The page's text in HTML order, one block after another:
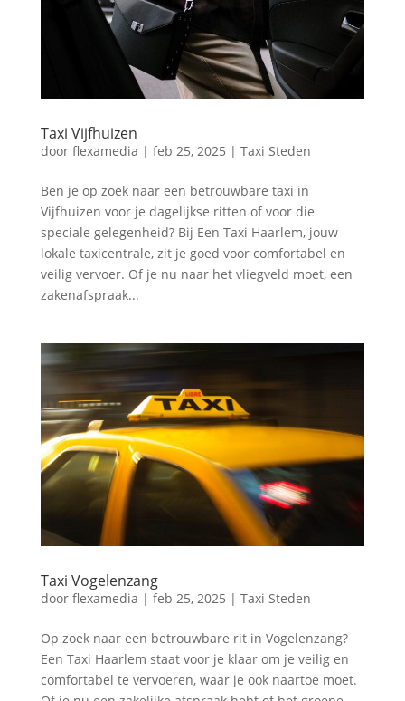
Taxi Vijfhuizen
door flexamedia | feb 25, 2025 | Taxi Steden
Ben je op zoek naar een betrouwbare taxi in
Vijfhuizen voor je dagelijkse ritten of voor die
speciale gelegenheid? Bij Een Taxi Haarlem, jouw
lokale taxicentrale, zit je goed voor comfortabel en
veilig vervoer.​ Of je nu naar het vliegveld moet, een
zakenafspraak...
Taxi Vogelenzang
door flexamedia | feb 25, 2025 | Taxi Steden
Op zoek naar een betrouwbare rit in Vogelenzang?
Een Taxi Haarlem staat voor je klaar om je veilig en
comfortabel te vervoeren, waar je ook naartoe moet.​